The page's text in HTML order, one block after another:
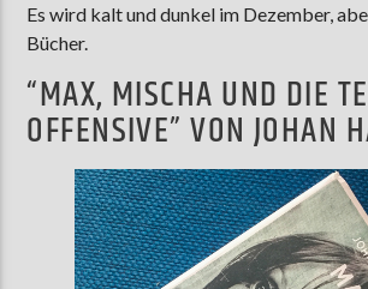
THE REVOLUTION
ROSS FROM FRIENDS
AKTUELLE SENDUNG
MOEBIUS
19:00 24:00
Es wird kalt und dunkel im Dezember,
Bücher.
“MAX, MISCHA UND DIE
OFFENSIVE” VON JOHAN